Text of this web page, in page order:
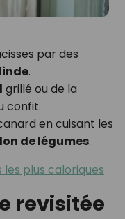
par des
.
grillé ou de la
confit.
en cuisant les
de légumes.
les plus caloriques
revisitée